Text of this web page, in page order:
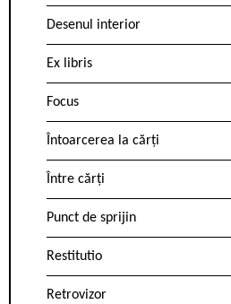
Desenul interior
Ex libris
Focus
Întoarcerea la cărți
Între cărți
Punct de sprijin
Restitutio
Retrovizor